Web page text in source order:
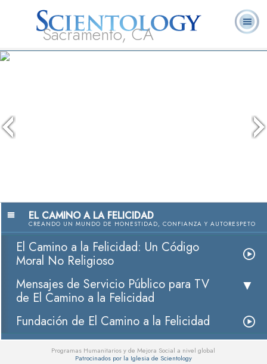
Sacramento, CA
Acerca de
Nosotros
EL CAMINO A LA FELICIDAD
CREANDO UN MUNDO DE HONESTIDAD, CONFIANZA Y AUTORESPETO
El Camino a la Felicidad: Un Código
Moral No Religioso
Mensajes de Servicio Público para TV
de El Camino a la Felicidad
Fundación de El Camino a la Felicidad
Programas Humanitarios y de Mejora Social a nivel global
Patrocinados por la Iglesia de Scientology